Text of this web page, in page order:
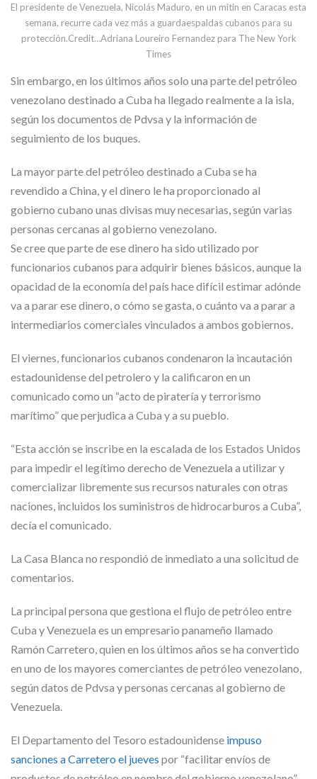
El presidente de Venezuela, Nicolás Maduro, en un mitin en Caracas esta
semana, recurre cada vez más a guardaespaldas cubanos para su
protección.Credit…Adriana Loureiro Fernandez para The New York
Times
Sin embargo, en los últimos años solo una parte del petróleo
venezolano destinado a Cuba ha llegado realmente a la isla,
según los documentos de Pdvsa y la información de
seguimiento de los buques.
La mayor parte del petróleo destinado a Cuba se ha
revendido a China, y el dinero le ha proporcionado al
gobierno cubano unas divisas muy necesarias, según varias
personas cercanas al gobierno venezolano.
Se cree que parte de ese dinero ha sido utilizado por
funcionarios cubanos para adquirir bienes básicos, aunque la
opacidad de la economía del país hace difícil estimar adónde
va a parar ese dinero, o cómo se gasta, o cuánto va a parar a
intermediarios comerciales vinculados a ambos gobiernos.
El viernes, funcionarios cubanos condenaron la incautación
estadounidense del petrolero y la calificaron en un
comunicado como un “acto de piratería y terrorismo
marítimo” que perjudica a Cuba y a su pueblo.
“Esta acción se inscribe en la escalada de los Estados Unidos
para impedir el legítimo derecho de Venezuela a utilizar y
comercializar libremente sus recursos naturales con otras
naciones, incluidos los suministros de hidrocarburos a Cuba”,
decía el comunicado.
La Casa Blanca no respondió de inmediato a una solicitud de
comentarios.
La principal persona que gestiona el flujo de petróleo entre
Cuba y Venezuela es un empresario panameño llamado
Ramón Carretero, quien en los últimos años se ha convertido
en uno de los mayores comerciantes de petróleo venezolano,
según datos de Pdvsa y personas cercanas al gobierno de
Venezuela.
El Departamento del Tesoro estadounidense impuso
sanciones a Carretero el jueves por “facilitar envíos de